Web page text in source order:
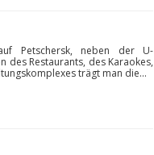
Petschersk, neben der U-
des Restaurants, des Karaokes,
trägt man die...